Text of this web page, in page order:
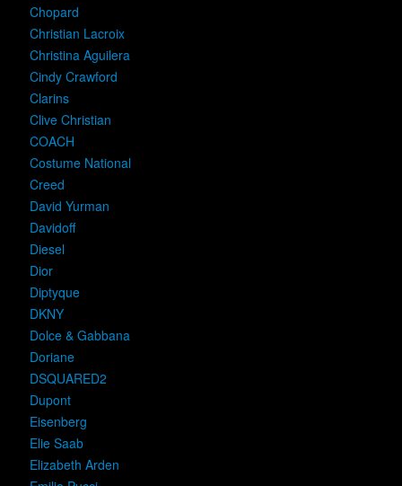
Chopard
Christian Lacroix
Christina Aguilera
Cindy Crawford
Clarins
Clive Christian
COACH
Costume National
Creed
David Yurman
Davidoff
Diesel
Dior
Diptyque
DKNY
Dolce & Gabbana
Doriane
DSQUARED2
Dupont
Eisenberg
Elie Saab
Elizabeth Arden